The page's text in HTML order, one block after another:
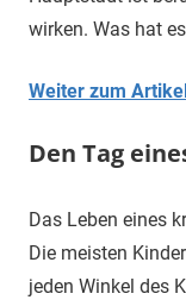
wirken. Was hat
Weiter zum
Den Tag
Das Leben eines
Die meisten
jeden Winkel des